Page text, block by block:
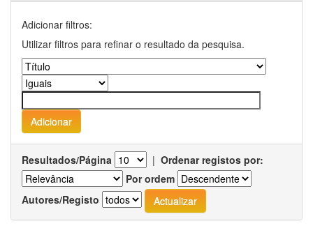
Adicionar filtros:
Utilizar filtros para refinar o resultado da pesquisa.
Resultados/Página | Ordenar registos por:
Por ordem
Autores/Registo